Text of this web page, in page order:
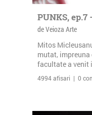
PUNKS,
de Veioza Arte
Mitos
mutat,
facultate a venit
4994 afisari | 0